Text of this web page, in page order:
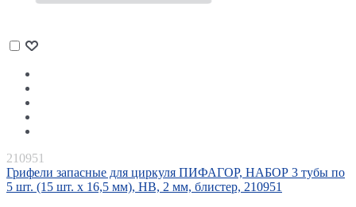
210951
Грифели запасные для циркуля ПИФАГОР, НАБОР 3 тубы по
5 шт. (15 шт. х 16,5 мм), HB, 2 мм, блистер, 210951